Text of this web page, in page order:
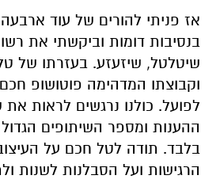
אז פניתי להורים של עוד
בנסיבות דומות וביקשתי את
שיטלטל, שיזעזע. בעזרתו של
וקבוצתו המדהימה פוטושופ חכם
לפועל. כולנו נרגשים לראות
ההענות ומספר השיתופים
בלבד. תודה לטל חכם על
הרגישות ועל הסבלנות לשנות